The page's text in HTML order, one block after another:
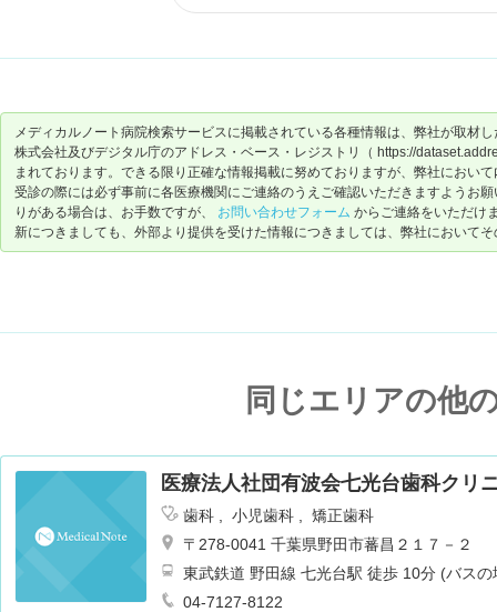
メディカルノート病院検索サービスに掲載されている各種情報は、弊社が取材
株式会社及びデジタル庁のアドレス・ベース・レジストリ（ https://
まれております。できる限り正確な情報掲載に努めておりますが、弊社におい
受診の際には必ず事前に各医療機関にご連絡のうえご確認いただきますようお
りがある場合は、お手数ですが、 お問い合わせフォーム からご連絡をいただけ
新につきましても、外部より提供を受けた情報につきましては、弊社において
同じエリアの他
医療法人社団有波会七光台歯科クリ
歯科 小児歯科
矯正歯科
〒278-0041 千葉県野田市蕃昌２１７－２
東武鉄道 野田線 七光台駅 徒歩 10分 (バス
04-7127-8122